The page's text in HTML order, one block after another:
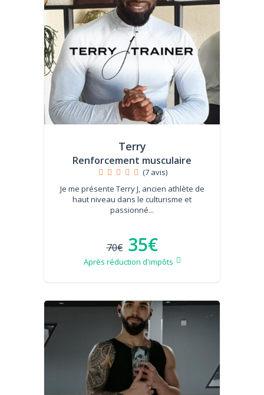
Terry
Renforcement musculaire
(7 avis)
Je me présente Terry J, ancien athlète de
haut niveau dans le culturisme et
passionné...
70€ 35€
Après réduction d'impôts